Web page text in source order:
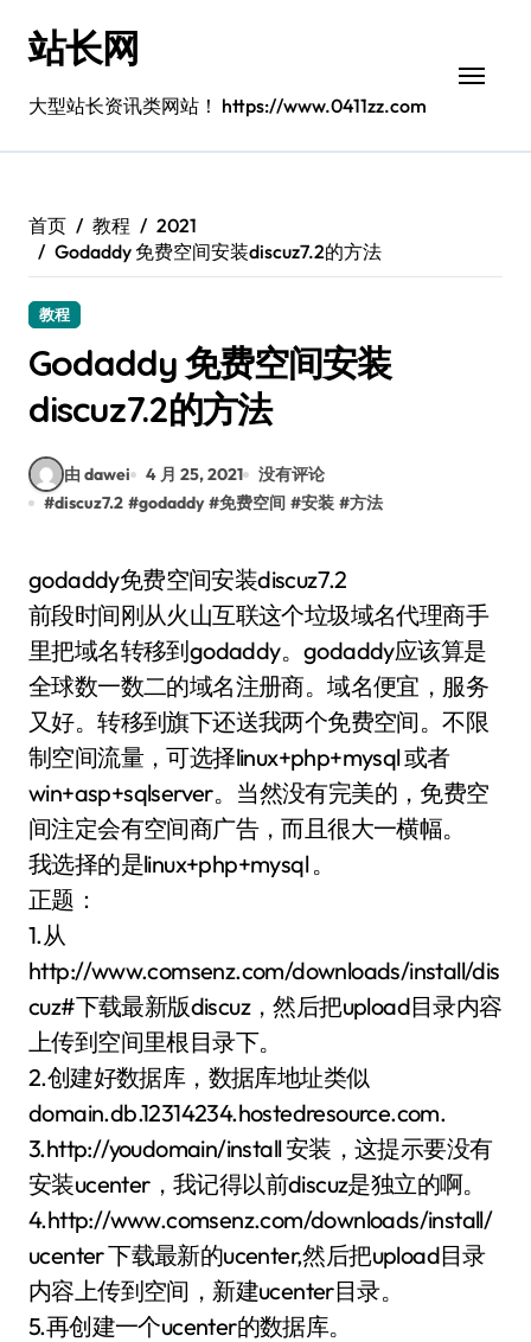
站长网
大型站长资讯类网站！ https://www.0411zz.com
首页 教程
2021
Godaddy 免费空间安装discuz7.2的方法
教程
Godaddy 免费空间安装
discuz7.2的方法
由 dawei 4 月 25, 2021
没有评论
#discuz7.2 #godaddy #免费空间 #安装 #方法
godaddy免费空间安装discuz7.2
前段时间刚从火山互联这个垃圾域名代理商手
里把域名转移到godaddy。godaddy应该算是
全球数一数二的域名注册商。域名便宜，服务
又好。转移到旗下还送我两个免费空间。不限
制空间流量，可选择linux+php+mysql 或者
win+asp+sqlserver。当然没有完美的，免费空
间注定会有空间商广告，而且很大一横幅。
我选择的是linux+php+mysql 。
正题：
1.从
http://www.comsenz.com/downloads/install/dis
cuz#下载最新版discuz，然后把upload目录内容
上传到空间里根目录下。
2.创建好数据库，数据库地址类似
domain.db.12314234.hostedresource.com.
3.http://youdomain/install 安装，这提示要没有
安装ucenter，我记得以前discuz是独立的啊。
4.http://www.comsenz.com/downloads/install/
ucenter 下载最新的ucenter,然后把upload目录
内容上传到空间，新建ucenter目录。
5.再创建一个ucenter的数据库。